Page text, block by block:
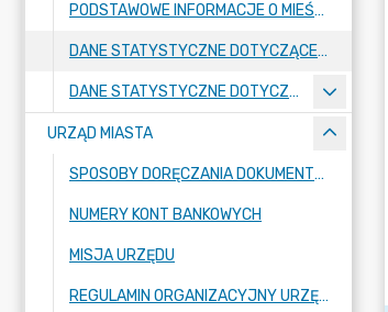
PODSTAWOWE INFORMACJE O MIEŚCIE
DANE STATYSTYCZNE DOTYCZĄCE MIESZKAŃCÓW MIASTA ZA 2025 ROK
DANE STATYSTYCZNE DOTYCZĄCE MIESZKAŃCÓW MIASTA W POPRZEDNICH LATACH
URZĄD MIASTA
SPOSOBY DORĘCZANIA DOKUMENTÓW DO URZĘDU MIASTA RADZIONKÓW
NUMERY KONT BANKOWYCH
MISJA URZĘDU
REGULAMIN ORGANIZACYJNY URZĘDU